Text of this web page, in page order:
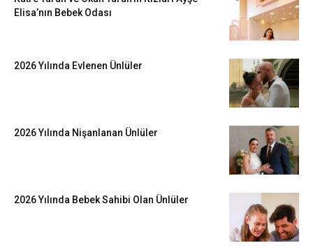
Elisa’nın Bebek Odası
2026 Yılında Evlenen Ünlüler
2026 Yılında Nişanlanan Ünlüler
2026 Yılında Bebek Sahibi Olan Ünlüler